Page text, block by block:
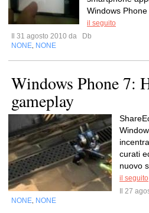
Windows
il seguito
Il 31 agosto 2010 da
Db
NONE NONE
Windows Phone 7:
gameplay
curati
nuovo
il seguito
Il 27
NONE NONE